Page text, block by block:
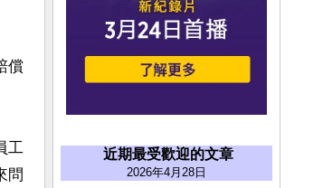
償
工
問
近期最受歡迎的文章
2026年4月28日